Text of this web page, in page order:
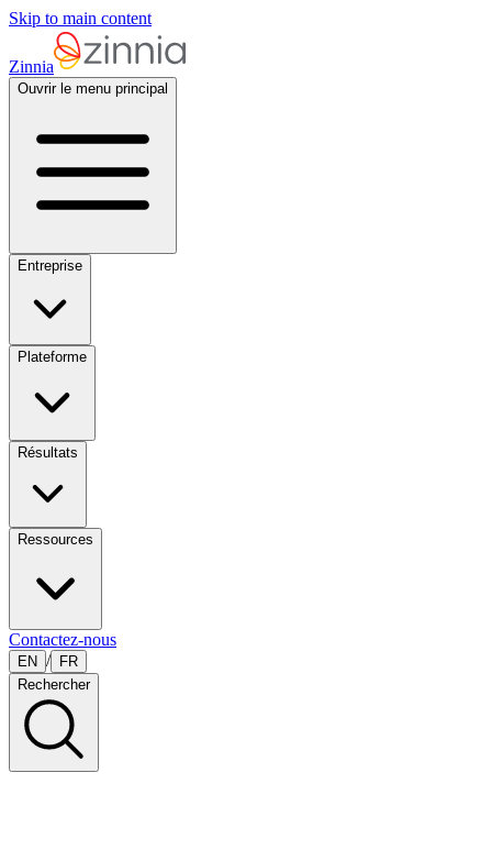
Skip to main content
Zinnia
Ouvrir le menu principal
Entreprise
Plateforme
Résultats
Ressources
Contactez-nous
EN /
FR
Rechercher